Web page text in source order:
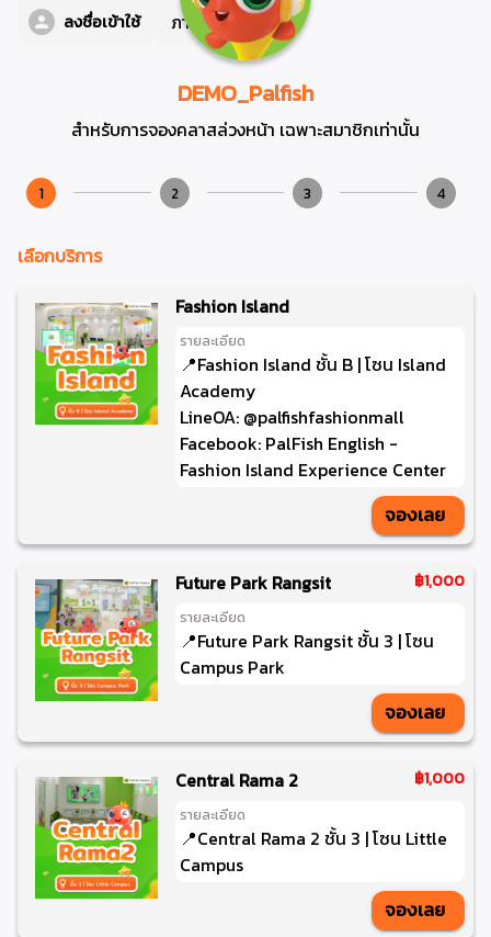
ลงชื่อเข้าใช้ ภาษา TH
DEMO_Palfish
สำหรับการจองคลาสล่วงหน้า เฉพาะสมาชิกเท่านั้น
1 2 3 4
เลือกบริการ
Fashion Island
รายละเอียด
📍Fashion Island ชั้น B | โซน Island
Academy
LineOA: @palfishfashionmall
Facebook: PalFish English -
Fashion Island Experience Center
จองเลย
Future Park Rangsit ฿1,000
รายละเอียด
📍Future Park Rangsit ชั้น 3 | โซน
Campus Park
จองเลย
Central Rama 2 ฿1,000
รายละเอียด
📍Central Rama 2 ชั้น 3 | โซน Little
Campus
จองเลย